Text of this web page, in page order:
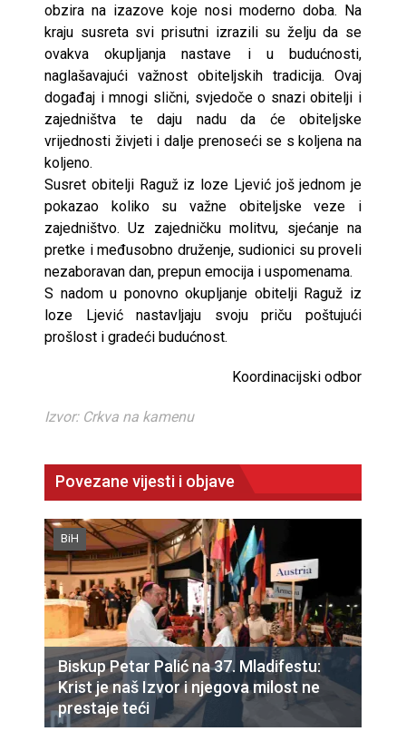
obzira na izazove koje nosi moderno doba. Na
kraju susreta svi prisutni izrazili su želju da se
ovakva okupljanja nastave i u budućnosti,
naglašavajući važnost obiteljskih tradicija. Ovaj
događaj i mnogi slični, svjedoče o snazi obitelji i
zajedništva te daju nadu da će obiteljske
vrijednosti živjeti i dalje prenoseći se s koljena na
koljeno.
Susret obitelji Raguž iz loze Ljević još jednom je
pokazao koliko su važne obiteljske veze i
zajedništvo. Uz zajedničku molitvu, sjećanje na
pretke i međusobno druženje, sudionici su proveli
nezaboravan dan, prepun emocija i uspomenama.
S nadom u ponovno okupljanje obitelji Raguž iz
loze Ljević nastavljaju svoju priču poštujući
prošlost i gradeći budućnost.
Koordinacijski odbor
Izvor: Crkva na kamenu
Povezane vijesti i objave
BiH
Biskup Petar Palić na 37. Mladifestu:
Krist je naš Izvor i njegova milost ne
prestaje teći